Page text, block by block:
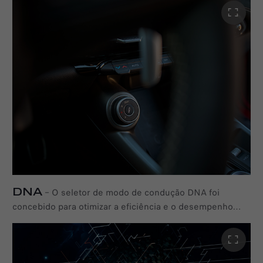
capacidade de resposta dos travões na estrada e uma
sensação perfeita e consistente do pedal do travão. Este
sistema permite maximizar a regeneração de energia
com vibração reduzida e distâncias de travagem mais
curtas. O desempenho geral de travagem nas versões
Veloce e Sport Speciale é melhorado pela adoção de
pinças fixas da Brembo, com quatro pistões na frente.
DNA – O seletor de modo de condução DNA foi
concebido para otimizar a eficiência e o desempenho
numa variedade de condições de condução. O modo
DYNAMIC foi feito à medida para uma condução
desportiva emocionante, proporcionando maior potência